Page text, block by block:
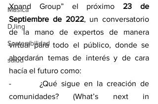
Música
DJing
Sostenibilidad
salud
Xpand Group” el próximo 23 de
Septiembre de 2022, un conversatorio
de la mano de expertos de manera
virtual para todo el público, donde se
abordarán temas de interés y de cara
hacía el futuro como:
-       ¿Qué sigue en la creación de
comunidades? (What’s next in